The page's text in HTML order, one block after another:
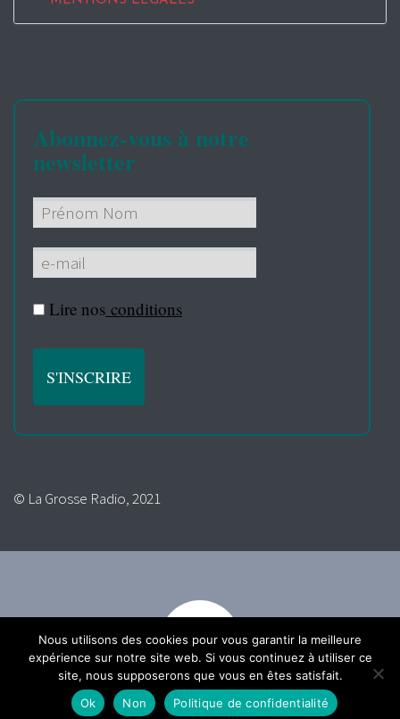
Abonnez-vous à notre
newsletter
Lire nos conditions
© La Grosse Radio, 2021
Nous utilisons des cookies pour vous garantir la meilleure
expérience sur notre site web. Si vous continuez à utiliser ce
site, nous supposerons que vous en êtes satisfait.
Ok
Non Politique de confidentialité